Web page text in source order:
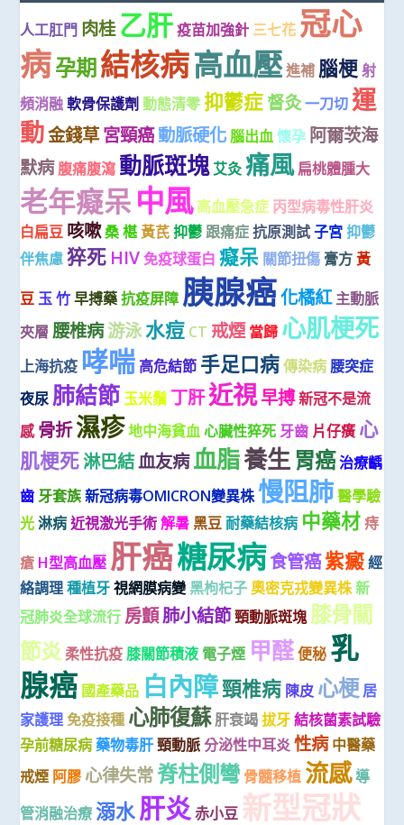
人工肛門 肉桂 乙肝 疫苗加強針 三七花 冠心
病孕期結核病高血壓進補 腦梗 射
頻消融 軟骨保護劑 動態清零 抑鬱症督灸一刀切 運
動金錢草宮頸癌動脈硬化 腦出血 懷孕 阿爾茨海
默病 腹痛腹瀉 動脈斑塊 艾灸 痛風 扁桃體腫大
老年癡呆中風 高血壓急症 丙型病毒性肝炎
白扁豆 咳嗽桑 椹 黃芪 抑鬱 跟痛症 抗原測試 子宮 抑鬱
伴焦慮 猝死 HIV 免疫球蛋白 癡呆 關節扭傷 膏方 黃
豆 玉 竹 早搏藥 抗疫屏障 胰腺癌化橘紅 主動脈
夾層 腰椎病游泳水痘 CT 戒煙 當歸 心肌梗死
上海抗疫 哮喘 高危結節 手足口病 傳染病 腰突症
夜尿 肺結節 玉米鬚 丁肝近視早搏新冠不是流
感 骨折濕疹地中海貧血 心臟性猝死 牙齒 片仔癀 心
肌梗死淋巴結血友病血脂養生 胃癌治療齲
齒 牙套族 新冠病毒OMICRON變異株慢阻肺 醫學驗
光 淋病 近視激光手術 解暑 黑豆 耐藥結核病 中藥材 痔
瘡 H型高血壓 肝癌糖尿病食管癌紫癜 經
絡調理 種植牙 視網膜病變 黑枸杞子 奧密克戎變異株新
冠肺炎全球流行 房顫肺小結節頸動脈斑塊 膝骨關
節炎 柔性抗疫 膝關節積液 電子煙 甲醛 便秘 乳
腺癌 國產藥品 白內障頸椎病 陳皮 心梗 居
家護理 免疫接種 心肺復蘇 肝衰竭 拔牙 結核菌素試驗
孕前糖尿病 藥物毒肝 頸動脈 分泌性中耳炎 性病 中醫藥
戒煙 阿膠 心律失常脊柱側彎 骨髓移植 流感 導
管消融治療 溺水肝炎赤小豆 新型冠狀